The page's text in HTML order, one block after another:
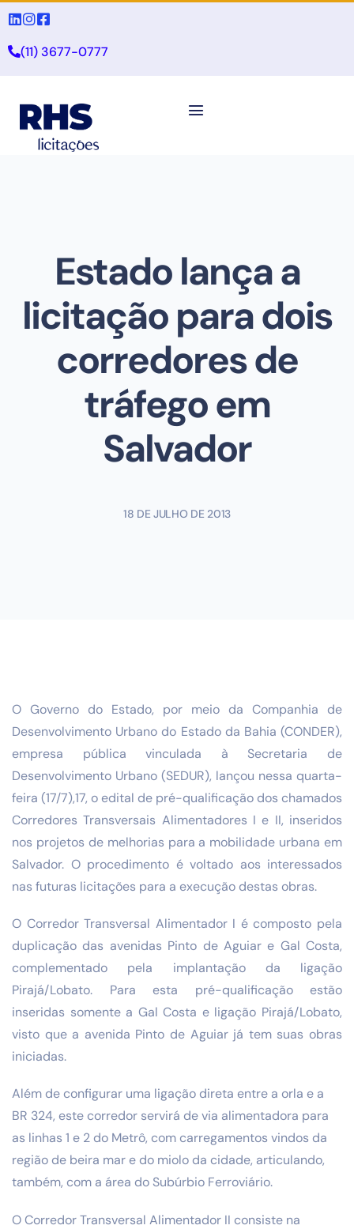
(11) 3677-0777
Estado lança a
licitação para dois
corredores de
tráfego em
Salvador
18 DE JULHO DE 2013
O Governo do Estado, por meio da Companhia de
Desenvolvimento Urbano do Estado da Bahia (CONDER),
empresa pública vinculada à Secretaria de
Desenvolvimento Urbano (SEDUR), lançou nessa quarta-
feira (17/7),17, o edital de pré-qualificação dos chamados
Corredores Transversais Alimentadores I e II, inseridos
nos projetos de melhorias para a mobilidade urbana em
Salvador. O procedimento é voltado aos interessados
nas futuras licitações para a execução destas obras.
O Corredor Transversal Alimentador I é composto pela
duplicação das avenidas Pinto de Aguiar e Gal Costa,
complementado pela implantação da ligação
Pirajá/Lobato. Para esta pré-qualificação estão
inseridas somente a Gal Costa e ligação Pirajá/Lobato,
visto que a avenida Pinto de Aguiar já tem suas obras
iniciadas.
Além de configurar uma ligação direta entre a orla e a
BR 324, este corredor servirá de via alimentadora para
as linhas 1 e 2 do Metrô, com carregamentos vindos da
região de beira mar e do miolo da cidade, articulando,
também, com a área do Subúrbio Ferroviário.
O Corredor Transversal Alimentador II consiste na